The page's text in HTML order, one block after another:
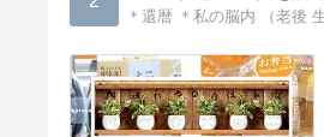
＊還暦 ＊私の脳内 （老後